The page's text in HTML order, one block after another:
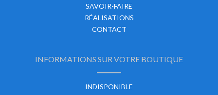
SAVOIR-FAIRE
RÉALISATIONS
CONTACT
INFORMATIONS SUR VOTRE BOUTIQUE
INDISPONIBLE